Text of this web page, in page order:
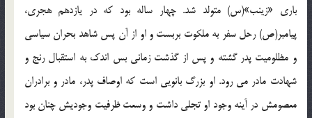
باري «زينب»(س) متولد شد. چهار ساله بود که در يازدهم هجري،
پيامبر(ص) رحل سفر به ملکوت بربست و او از آن پس شاهد بحران سياسي
و مظلوميت پدر گشته و پس از گذشت زماني بس اندک به استقبال رنج و
شهادت مادر مي رود. او بزرگ بانويي است که اوصاف پدر، مادر و برادران
معصومش در آينه وجود او تجلي داشت و وسعت ظرفيت وجوديش چنان بود